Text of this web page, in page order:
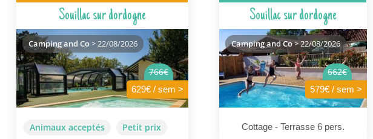
Souillac sur dordogne
766€
629€ / sem >
Camping and Co> 22/08/2026
Animaux acceptés
Petit prix
Souillac sur dordogne
662€
579€ / sem >
Camping and Co> 22/08/2026
Cottage - Terrasse 6 pers.